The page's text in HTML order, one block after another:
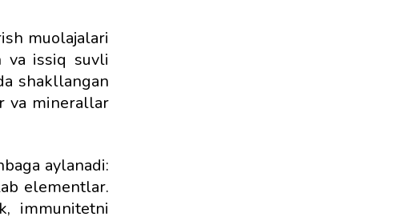
muolajalari
va issiq suvli
shakllangan
va minerallar
aylanadi:
elementlar.
immunitetni